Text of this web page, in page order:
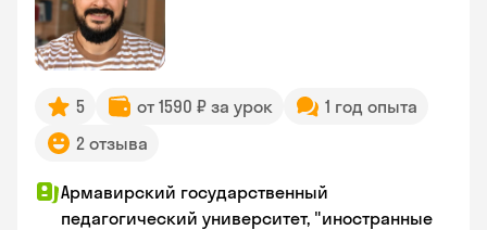
5 от 1590 ₽ за урок
1 год опыта
2 отзыва
Армавирский государственный
педагогический университет, "иностранные